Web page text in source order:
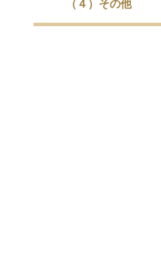
（４）その他